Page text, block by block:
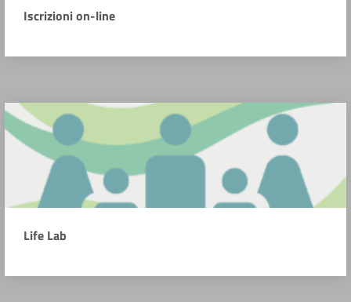
Iscrizioni on-line
Life Lab